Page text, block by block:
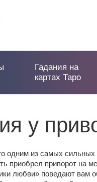
Гадания на
картах Таро
у
одним из самых
приобрел приворот на
любви» поведают вам